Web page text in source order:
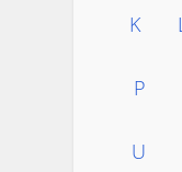
K
P
U